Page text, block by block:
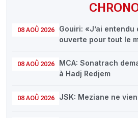
08 AOÛ 2026
Gouiri: «J’ai
ouverte pour tout le
08 AOÛ 2026
MCA: Sonatrach
à Hadj Redjem
08 AOÛ 2026 JSK: Meziane ne